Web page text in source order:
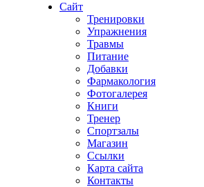
Сайт
Тренировки
Упражнения
Травмы
Питание
Добавки
Фармакология
Фотогалерея
Книги
Тренер
Спортзалы
Магазин
Ссылки
Карта сайта
Контакты